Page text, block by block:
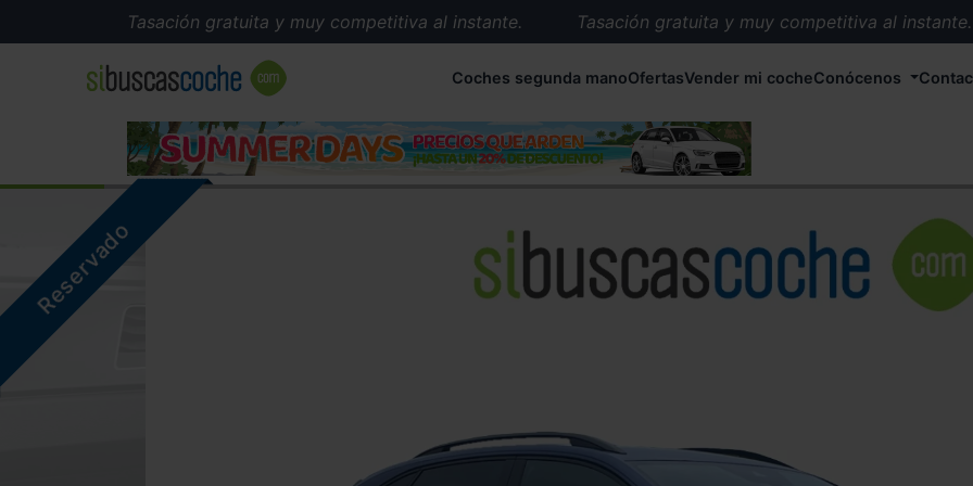
Tasación gratuita y muy competitiva al instante.
Tasación gratuita y muy competitiva al instante.
Más de 5.000 conductores satisfechos.
Buscamos el coche que tu quieras.
Recogemos tu coche en cualquier parte de España.
Compramos tu coche. Pago inmediato.
Coches segunda manoOfertasVender mi cocheConócenos